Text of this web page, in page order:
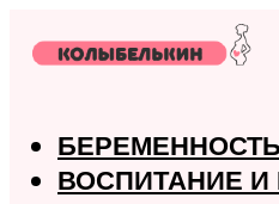
БЕРЕМЕННОСТЬ
ВОСПИТАНИЕ И